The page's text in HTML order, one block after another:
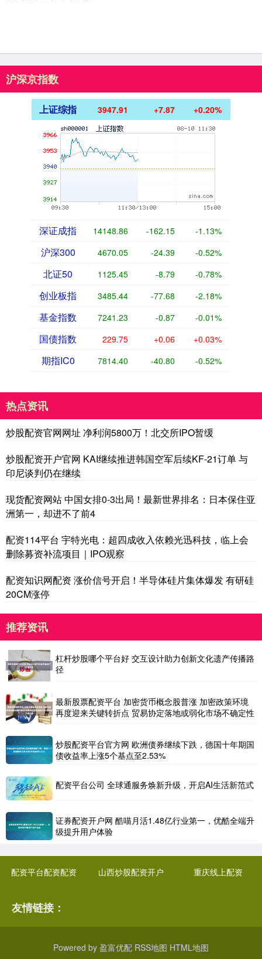
沪深京指数
上证综指 3947.91 +7.87 +0.20%
深证成指 14148.86 -162.15 -1.13%
沪深300 4670.05 -24.39 -0.52%
北证50 1125.45 -8.79 -0.78%
创业板指 3485.44 -77.68 -2.18%
基金指数 7241.23 -0.87 -0.01%
国债指数 229.75 +0.06 +0.03%
期指IC0 7814.40 -40.80 -0.52%
热点资讯
炒股配资官网网址 净利润5800万！北交所IPO暂缓
炒股配资开户官网 KAI继续推进韩国空军后续KF-21订单 与
印尼谈判仍在继续
现货配资网站 中国女排0-3出局！最新世界排名：日本保住亚
洲第一，却进不了前4
配资114平台 宇特光电：超四成收入依赖光迅科技，临上会
删除募资补流项目｜IPO观察
配资知识网配资 涨价信号开启！半导体硅片集体爆发 有研硅
20CM涨停
推荐资讯
杠杆炒股哪个平台好 交互设计助力创新文化遗产传播路
径
最新股票配资平台 加密货币概念股普涨 加密政策环境
再度迎来关键转折点 贸易协定落地或弱化市场不确定性
炒股配资平台官方网 欧洲债券继续下跌，德国十年期国
债收益率上涨5个基点至2.53%
配资平台公司 全球通服务焕新升级，开启AI生活新范式
证券配资开户网 酷喵月活1.48亿行业第一，优酷全端升
级提升用户体验
配资平台配资配资 山西炒股配资开户 重庆线上配资
友情链接：
Powered by 盈富优配 RSS地图 HTML地图